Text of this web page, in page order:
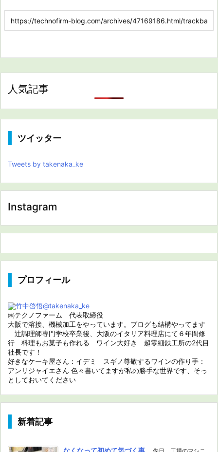
人気記事
ツイッター
Tweets by takenaka_ke
Instagram
プロフィール
竹中啓悟@takenaka_ke
㈱テクノファーム 代表取締役
大阪で溶接、機械加工をやっています。ブログも結構やってます
辻調理師専門学校卒業後、大阪のイタリア料理店にて６年間修
行 料理もお菓子も作れる ワイン大好き 超零細鉄工所の2代目
社長です！
好きなケーキ屋さん：イデミ スギノ尊敬するワインの作り手：
アンリジャイエさん 色々書いてますが私の勝手な世界です、そっ
としておいてください
新着記事